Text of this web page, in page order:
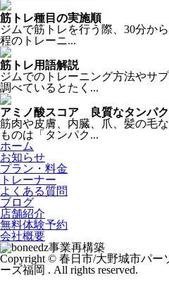
筋トレ種目の実施順
ジムで筋トレを行う際、30分か
程のトレーニ...
筋トレ用語解説
ジムでのトレーニング方法やサ
調べているとたく...
アミノ酸スコア 良質なタンパク
筋肉や皮膚、内臓、爪、髪の毛
ものは「タンパク...
ホーム
お知らせ
プラン・料金
トレーナー
よくある質問
ブログ
店舗紹介
無料体験予約
会社概要
事業再構築
Copyright © 春日市/大野城市パ
ーズ福岡 . All rights reserved.